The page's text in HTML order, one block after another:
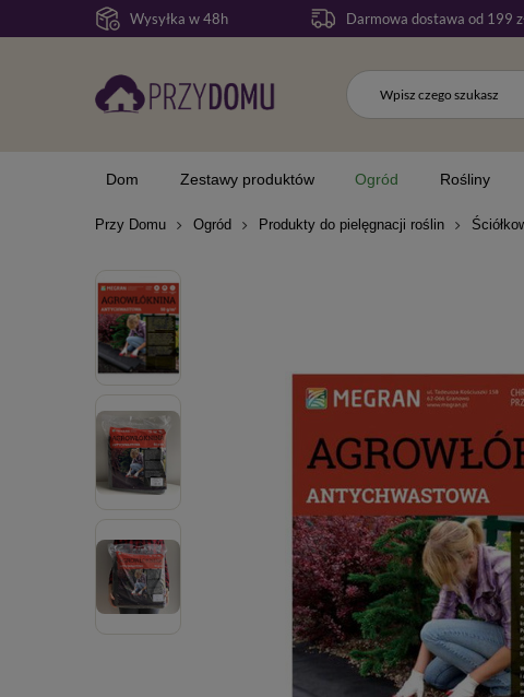
Wysyłka w 48h Darmowa dostawa od 199
Dom Zestawy produktów Ogród Rośliny
Przy Domu Ogród Produkty do pielęgnacji roślin